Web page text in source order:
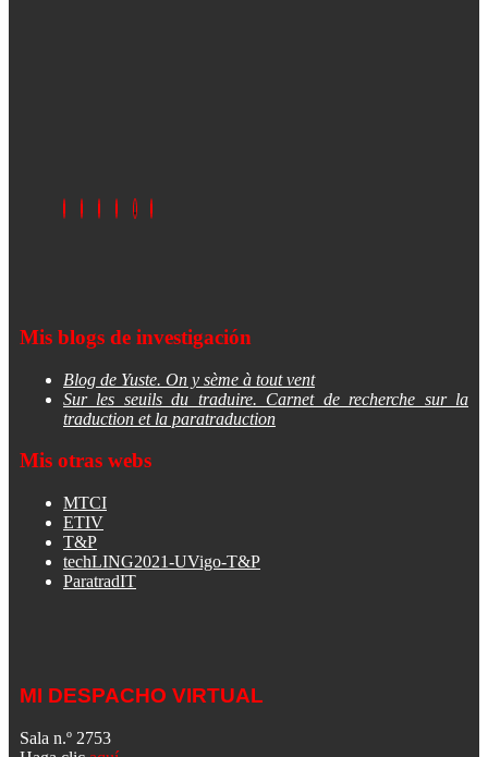
Mis blogs de investigación
Blog de Yuste. On y sème à tout vent
Sur les seuils du traduire. Carnet de recherche sur la
traduction et la paratraduction
Mis otras webs
MTCI
ETIV
T&P
techLING2021-UVigo-T&P
ParatradIT
MI DESPACHO VIRTUAL
Sala n.º 2753